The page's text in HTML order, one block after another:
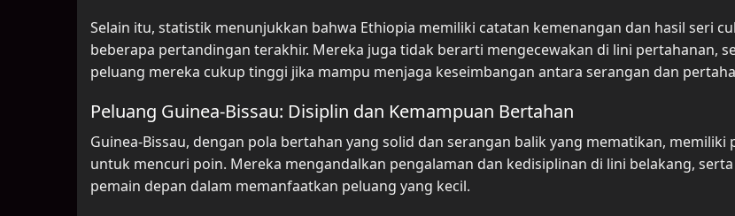
Selain itu, statistik menunjukkan bahwa Ethiopia memiliki catatan kemenangan dan hasil seri
beberapa pertandingan terakhir. Mereka juga tidak berarti mengecewakan di lini pertahanan,
peluang mereka cukup tinggi jika mampu menjaga keseimbangan antara serangan dan
Peluang Guinea-Bissau: Disiplin dan Kemampuan Bertahan
Guinea-Bissau, dengan pola bertahan yang solid dan serangan balik yang mematikan, memiliki
untuk mencuri poin. Mereka mengandalkan pengalaman dan kedisiplinan di lini belakang,
pemain depan dalam memanfaatkan peluang yang kecil.